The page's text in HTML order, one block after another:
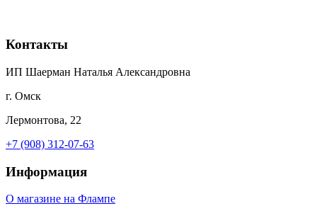
Контакты
ИП Шаерман Наталья Александровна
г. Омск
Лермонтова, 22
+7 (908) 312-07-63
Информация
О магазине на Флампе